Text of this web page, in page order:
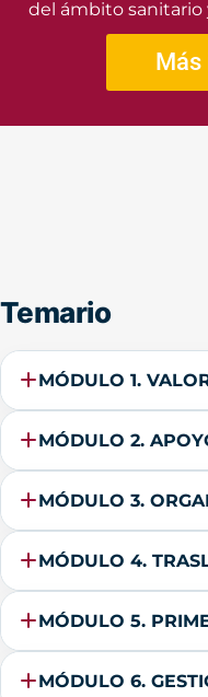
del ámbito sanitario
Temario
MÓDULO 1.
MÓDULO 2.
MÓDULO 3.
MÓDULO 4.
MÓDULO 5.
MÓDULO 6.